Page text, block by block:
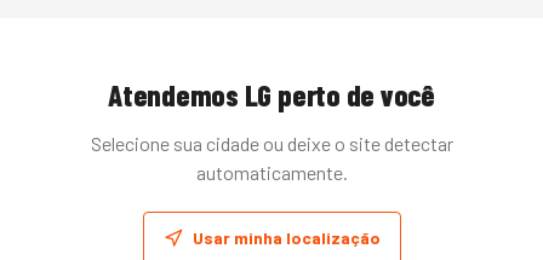
Atendemos LG perto de você
Selecione sua cidade ou deixe o site detectar
automaticamente.
Usar minha localização